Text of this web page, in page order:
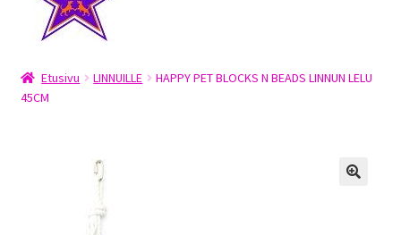
Oma tili
OnnenTaisto
Palautukset
Etusivu LINNUILLE
HAPPY PET BLOCKS N BEADS LINNUN LELU
45CM